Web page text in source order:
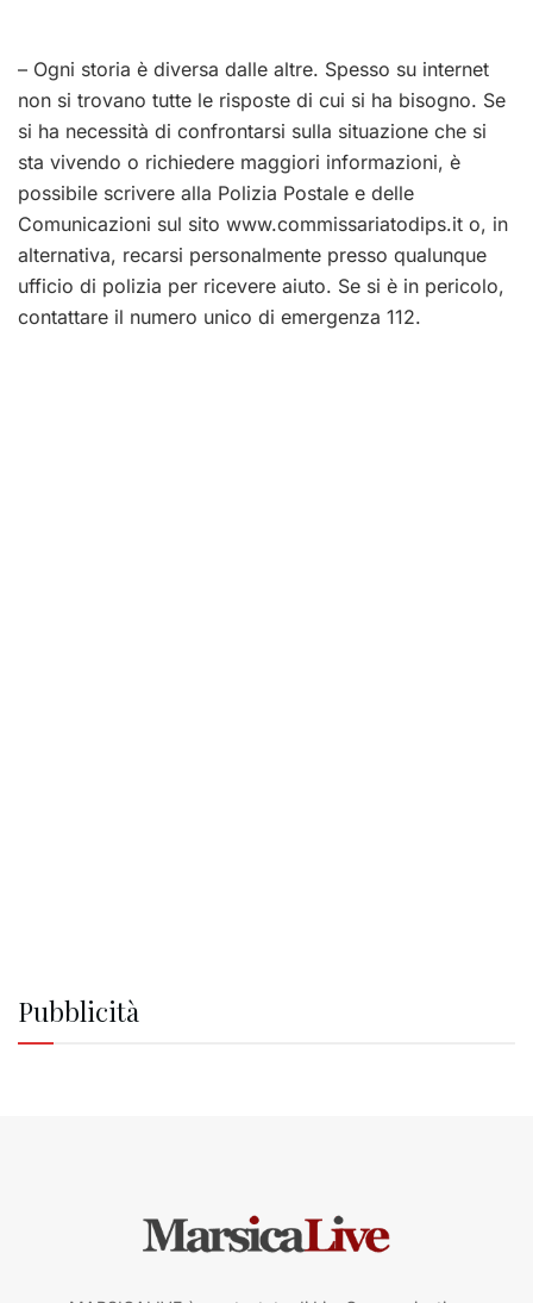
– Ogni storia è diversa dalle altre. Spesso su internet
non si trovano tutte le risposte di cui si ha bisogno. Se
si ha necessità di confrontarsi sulla situazione che si
sta vivendo o richiedere maggiori informazioni, è
possibile scrivere alla Polizia Postale e delle
Comunicazioni sul sito www.commissariatodips.it o, in
alternativa, recarsi personalmente presso qualunque
ufficio di polizia per ricevere aiuto. Se si è in pericolo,
contattare il numero unico di emergenza 112.
Pubblicità